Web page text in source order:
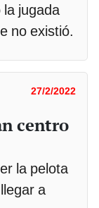
jugada
no existió.
27/2/2022
centro
la pelota
a